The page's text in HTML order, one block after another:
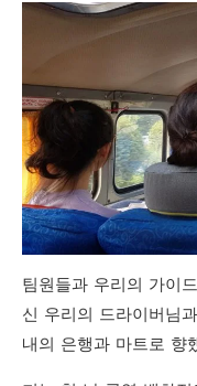
팀원들과 우리의 가이
신 우리의 드라이버님
내의 은행과 마트로 향